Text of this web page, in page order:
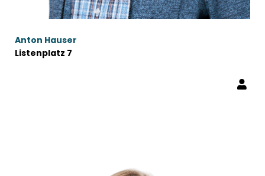
Anton Hauser
Listenplatz 7